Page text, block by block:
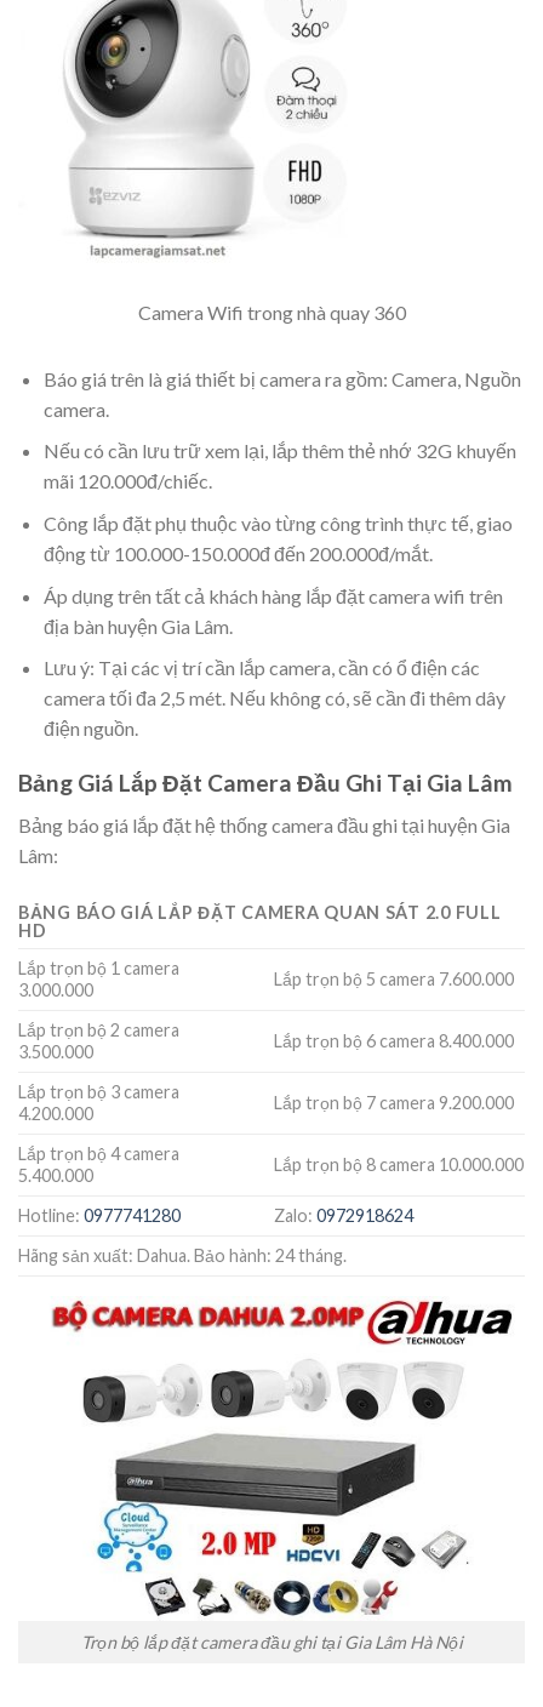
Camera Wifi trong nhà quay 360
Báo giá trên là giá thiết bị camera ra gồm: Camera, Nguồn
camera.
Nếu có cần lưu trữ xem lại, lắp thêm thẻ nhớ 32G khuyến
mãi 120.000đ/chiếc.
Công lắp đặt phụ thuộc vào từng công trình thực tế, giao
động từ 100.000-150.000đ đến 200.000đ/mắt.
Áp dụng trên tất cả khách hàng lắp đặt camera wifi trên
địa bàn huyện Gia Lâm.
Lưu ý: Tại các vị trí cần lắp camera, cần có ổ điện các
camera tối đa 2,5 mét. Nếu không có, sẽ cần đi thêm dây
điện nguồn.
Bảng Giá Lắp Đặt Camera Đầu Ghi Tại Gia Lâm
Bảng báo giá lắp đặt hệ thống camera đầu ghi tại huyện Gia
Lâm:
BẢNG BÁO GIÁ LẮP ĐẶT CAMERA QUAN SÁT 2.0 FULL
HD
Lắp trọn bộ 1 camera
3.000.000
Lắp trọn bộ 5 camera 7.600.000
Lắp trọn bộ 2 camera
3.500.000
Lắp trọn bộ 6 camera 8.400.000
Lắp trọn bộ 3 camera
4.200.000
Lắp trọn bộ 7 camera 9.200.000
Lắp trọn bộ 4 camera
5.400.000
Lắp trọn bộ 8 camera 10.000.000
Hotline: 0977741280 Zalo:0972918624
Hãng sản xuất: Dahua. Bảo hành: 24 tháng.
Trọn bộ lắp đặt camera đầu ghi tại Gia Lâm Hà Nội